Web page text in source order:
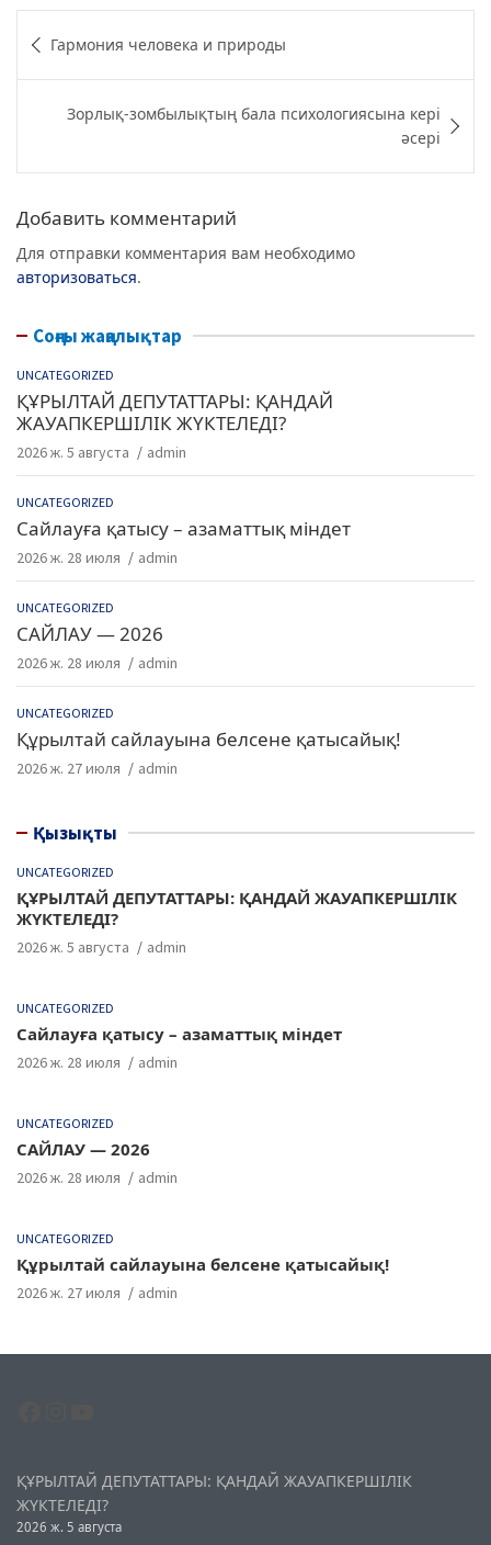
c
e
b
o
o
itt
er
e
g
ra
m
at
s
A
p
p
по Гармония человека и природы
Зорлық-зомбылықтың бала психологиясына кері
әсері
Добавить комментарий
Для отправки комментария вам необходимо
авторизоваться.
Соңғы жаңалықтар
UNCATEGORIZED
ҚҰРЫЛТАЙ ДЕПУТАТТАРЫ: ҚАНДАЙ
ЖАУАПКЕРШІЛІК ЖҮКТЕЛЕДІ?
2026 ж. 5 августа admin
UNCATEGORIZED
Сайлауға қатысу – азаматтық міндет
2026 ж. 28 июля admin
UNCATEGORIZED
САЙЛАУ — 2026
2026 ж. 28 июля admin
UNCATEGORIZED
Құрылтай сайлауына белсене қатысайық!
2026 ж. 27 июля admin
Қызықты
UNCATEGORIZED
ҚҰРЫЛТАЙ ДЕПУТАТТАРЫ: ҚАНДАЙ ЖАУАПКЕРШІЛІК
ЖҮКТЕЛЕДІ?
2026 ж. 5 августа admin
UNCATEGORIZED
Сайлауға қатысу – азаматтық міндет
2026 ж. 28 июля admin
UNCATEGORIZED
САЙЛАУ — 2026
2026 ж. 28 июля admin
UNCATEGORIZED
Құрылтай сайлауына белсене қатысайық!
2026 ж. 27 июля admin
ҚҰРЫЛТАЙ ДЕПУТАТТАРЫ: ҚАНДАЙ ЖАУАПКЕРШІЛІК
ЖҮКТЕЛЕДІ?
2026 ж. 5 августа